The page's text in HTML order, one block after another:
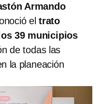
Armando
eltrato
39 municipios
de todas las
la planeación